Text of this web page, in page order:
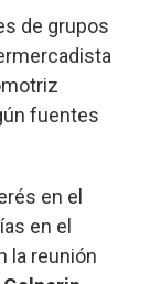
de grupos
fuentes
en el
en el
la reunión